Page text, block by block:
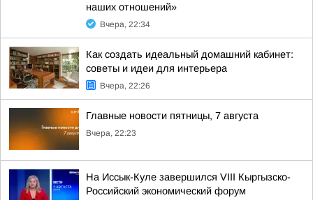
наших отношений»
Вчера, 22:34
Как создать идеальный домашний кабинет:
советы и идеи для интерьера
Вчера, 22:26
Главные новости пятницы, 7 августа
Вчера, 22:23
На Иссык-Куле завершился VIII Кыргызско-
Российский экономический форум